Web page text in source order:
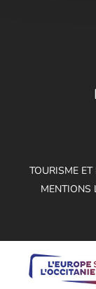
TOURISME
MENTIONS